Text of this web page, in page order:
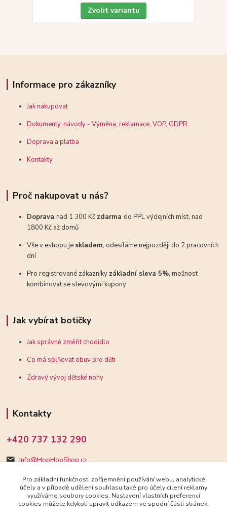
Zvolit variantu
Informace pro zákazníky
Jak nakupovat
Dokumenty, návody - Výměna, reklamace, VOP, GDPR
Doprava a platba
Kontakty
Proč nakupovat u nás?
Dopravanad 1 300 Kč zdarma do PPL výdejních míst, nad
1800 Kč až domů
Vše v eshopu je skladem, odesíláme nejpozději do 2 pracovních
dní
Pro registrované zákazníky základní sleva 5%, možnost
kombinovat se slevovými kupony
Jak vybírat botičky
Jak správně změřit chodidlo
Co má splňovat obuv pro děti
Zdravý vývoj dětské nohy
Kontakty
+420 737 132 290
Info@HopHopShop.cz
Pro základní funkčnost, zpříjemnění používání webu, analytické
účely a v případě udělení souhlasu také pro účely cílení reklamy
využíváme soubory cookies. Nastavení vlastních preferencí
cookies můžete kdykoli upravit odkazem ve spodní části stránek.